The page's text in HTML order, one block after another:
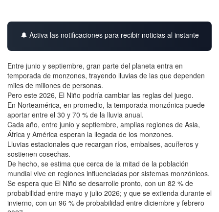
🔔 Activa las notificaciones para recibir noticias al instante
Entre junio y septiembre, gran parte del planeta entra en
temporada de monzones, trayendo lluvias de las que dependen
miles de millones de personas.
Pero este 2026, El Niño podría cambiar las reglas del juego.
En Norteamérica, en promedio, la temporada monzónica puede
aportar entre el 30 y 70 % de la lluvia anual.
Cada año, entre junio y septiembre, amplias regiones de Asia,
África y América esperan la llegada de los monzones.
Lluvias estacionales que recargan ríos, embalses, acuíferos y
sostienen cosechas.
De hecho, se estima que cerca de la mitad de la población
mundial vive en regiones influenciadas por sistemas monzónicos.
Se espera que El Niño se desarrolle pronto, con un 82 % de
probabilidad entre mayo y julio 2026; y que se extienda durante el
invierno, con un 96 % de probabilidad entre diciembre y febrero